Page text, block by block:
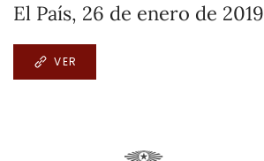
El País, 26 de enero de 2019
VER